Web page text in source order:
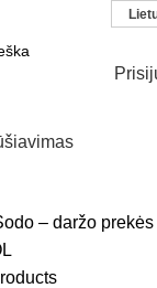
– daržo prekės